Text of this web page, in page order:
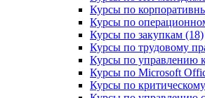
Курсы по
Курсы по
Курсы по закупкам (18)
Курсы по трудовому
Курсы по управлению
Курсы по Microsoft
Курсы по